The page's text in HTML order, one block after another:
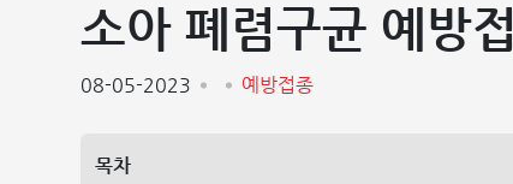
소아 폐렴구균 예방
08-05-2023 예방접종
목차